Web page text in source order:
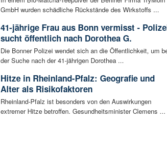
GmbH wurden schädliche Rückstände des Wirkstoffs ...
41-jährige Frau aus Bonn vermisst -
sucht öffentlich nach Dorothea G.
Die Bonner Polizei wendet sich an die Öffentlichkeit, um
der Suche nach der 41-jährigen Dorothea ...
Hitze in Rheinland-Pfalz: Geografie und
Alter als Risikofaktoren
Rheinland-Pfalz ist besonders von den Auswirkungen
extremer Hitze betroffen. Gesundheitsminister Clemens ...